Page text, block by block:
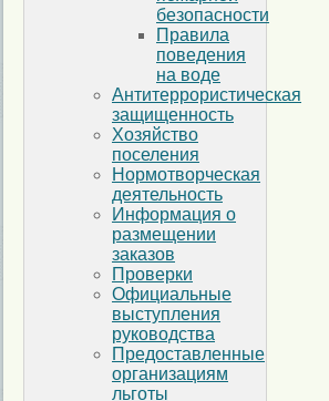
безопасности
Правила
поведения
на воде
Антитеррористическая
защищенность
Хозяйство
поселения
Нормотворческая
деятельность
Информация о
размещении
заказов
Проверки
Официальные
выступления
руководства
Предоставленные
организациям
льготы